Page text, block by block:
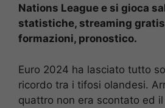
Nations League e si gioca
statistiche, streaming
formazioni, pronostico.
Euro 2024 ha lasciato tutto
ricordo tra i tifosi olandesi.
quattro non era scontato ed